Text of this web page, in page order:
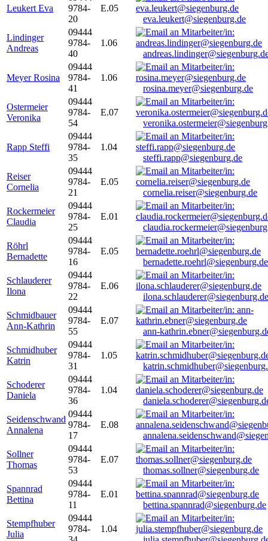
Leukert Eva
9784-
20
E.05
eva.leukert@siegenburg.de
Lindinger
Andreas
09444
9784-
40
1.06
Meyer Rosina
09444
9784-
41
1.06
rosina.meyer@siegenburg.de
Ostermeier
Veronika
09444
9784-
54
E.07
Rapp Steffi
09444
9784-
35
1.04
steffi.rapp@siegenburg.de
Reiser
Cornelia
09444
9784-
21
E.05
cornelia.reiser@siegenburg.de
Rockermeier
Claudia
09444
9784-
25
E.01
Röhrl
Bernadette
09444
9784-
16
E.05
bernadette.roehrl@siegenburg.de
Schlauderer
Ilona
09444
9784-
22
E.06
ilona.schlauderer@siegenburg.de
Schmidbauer
Ann-Kathrin
09444
9784-
55
E.07
ann-
Schmidhuber
Katrin
09444
9784-
31
1.05
Schoderer
Daniela
09444
9784-
36
1.04
Seidenschwand
Annalena
09444
9784-
17
E.08
Sollner
Thomas
09444
9784-
53
E.07
thomas.sollner@siegenburg.de
Spannrad
Bettina
09444
9784-
11
E.01
bettina.spannrad@siegenburg.de
Stempfhuber
Julia
09444
9784-
1.04